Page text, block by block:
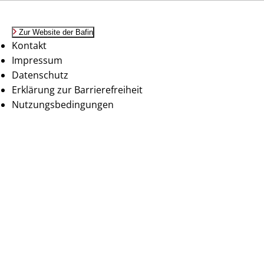
Zur Website der Bafin
Kontakt
Impressum
Datenschutz
Erklärung zur Barrierefreiheit
Nutzungsbedingungen